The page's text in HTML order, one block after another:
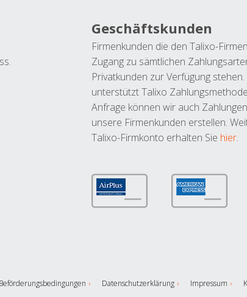
Geschäftskunden
Firmenkunden die den Talixo-
Zugang zu sämtlichen
Privatkunden zur Verfügung
unterstützt Talixo
Anfrage können wir auch
unsere Firmenkunden erstellen.
Talixo-Firmkonto erhalten Sie hier.
Datenschutzerklärung Impressum